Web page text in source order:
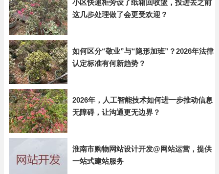
小区快递柜旁设了纸箱回收篮，投进去之前
这几步处理做了会更受欢迎？
如何区分“敬业”与“隐形加班”？2026年法律
认定标准有何新趋势？
2026年，人工智能技术如何进一步推动信息
无障碍，让沟通更无边界？
淮南市购物网站设计开发@网站运营，提供
一站式建站服务